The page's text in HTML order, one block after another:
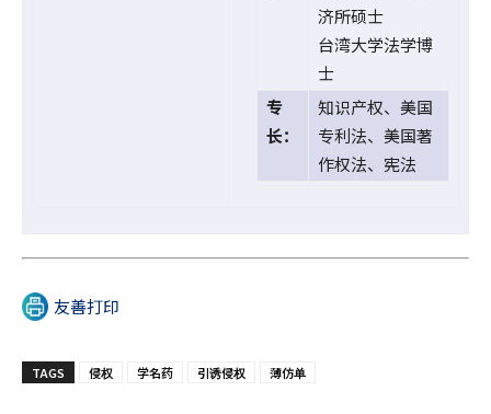
济所硕士
台湾大学法学博
士
专
长：
知识产权、美国
专利法、美国著
作权法、宪法
友善打印
TAGS 侵权 学名药 引诱侵权 薄仿单